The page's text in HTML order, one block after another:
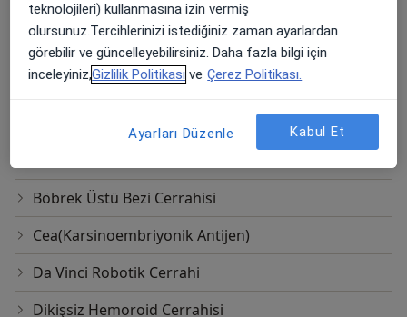
Batık Tırnak Tedavisi
Bağırsak Kanseri Ameliyatı
Ben Alma
Bilgisayarlı Tomografi Taraması(Bt)
Böbrek Üstü Bezi Cerrahisi
Cea(Karsinoembriyonik Antijen)
Da Vinci Robotik Cerrahi
Dikişsiz Hemoroid Cerrahisi
teknolojileri) kullanmasına izin vermiş
olursunuz.Tercihlerinizi istediğiniz zaman ayarlardan
görebilir ve güncelleyebilirsiniz. Daha fazla bilgi için
inceleyiniz,Gizlilik Politikası ve Çerez Politikası.
Ayarları Düzenle Kabul Et